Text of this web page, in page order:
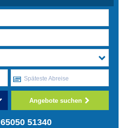
Späteste Abreise
Angebote suchen
51340